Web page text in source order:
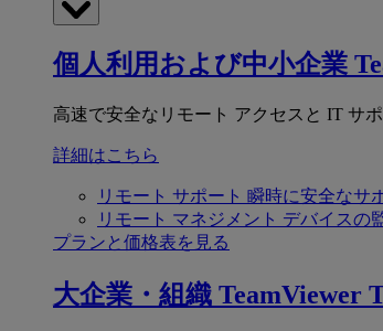
個人利用および中小企業
高速で安全なリモート アクセスと IT サポ
詳細はこちら
リモート サポート 瞬時に安全なサ
リモート マネジメント デバイスの
プランと価格表を見る
大企業・組織 TeamViewer